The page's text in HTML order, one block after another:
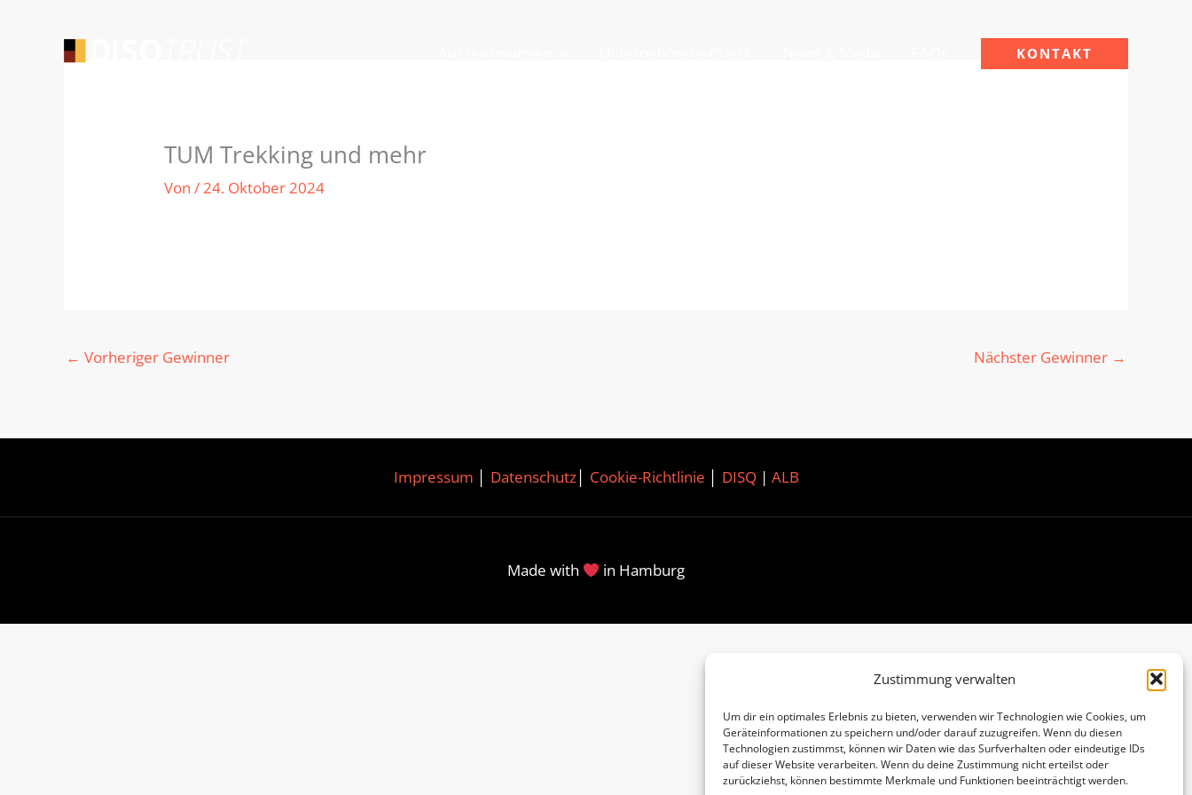
Zustimmung verwalten
Um dir ein optimales Erlebnis zu bieten, verwenden wir Technologien wie Cookies, um
Geräteinformationen zu speichern und/oder darauf zuzugreifen. Wenn du diesen
Technologien zustimmst, können wir Daten wie das Surfverhalten oder eindeutige IDs
auf dieser Website verarbeiten. Wenn du deine Zustimmung nicht erteilst oder
zurückziehst, können bestimmte Merkmale und Funktionen beeinträchtigt werden.
KONTAKT
TUM Trekking und mehr
Von/24. Oktober 2024
← Vorheriger Gewinner Nächster Gewinner →
Impressum Datenschutz│ Cookie-Richtlinie DISQ| ALB
Made with in Hamburg